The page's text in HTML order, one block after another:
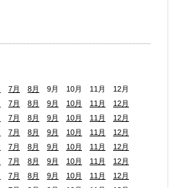
7月 8月
9月 10月 11月 12月
7月 8月 9月 10月 11月
12月
7月 8月 9月 10月 11月
12月
7月 8月 9月 10月 11月
12月
7月 8月 9月 10月 11月
12月
7月 8月 9月 10月 11月
12月
7月 8月 9月 10月 11月
12月